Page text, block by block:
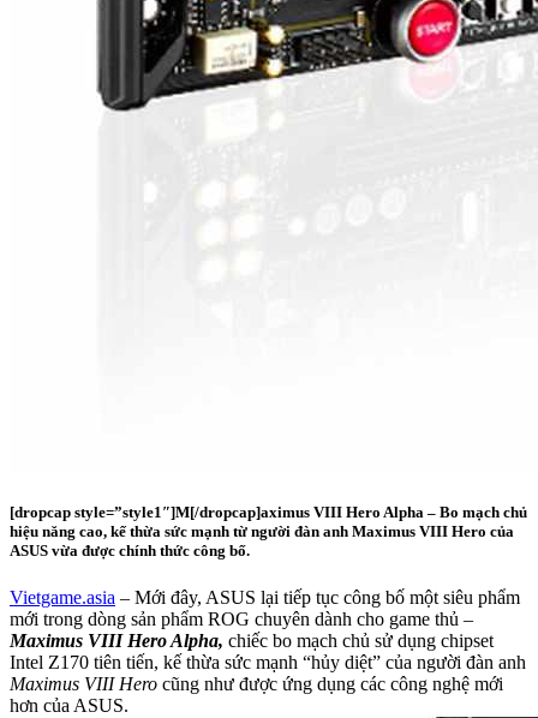
[dropcap style=”style1″]M[/dropcap]aximus VIII Hero Alpha – Bo mạch chủ
hiệu năng cao, kế thừa sức mạnh từ người đàn anh Maximus VIII Hero của
ASUS vừa được chính thức công bố.
Vietgame.asia – Mới đây, ASUS lại tiếp tục công bố một siêu phẩm
mới trong dòng sản phẩm ROG chuyên dành cho game thủ –
Maximus VIII Hero Alpha, chiếc bo mạch chủ sử dụng chipset
Intel Z170 tiên tiến, kế thừa sức mạnh “hủy diệt” của người đàn anh
Maximus VIII Hero cũng như được ứng dụng các công nghệ mới
hơn của ASUS.